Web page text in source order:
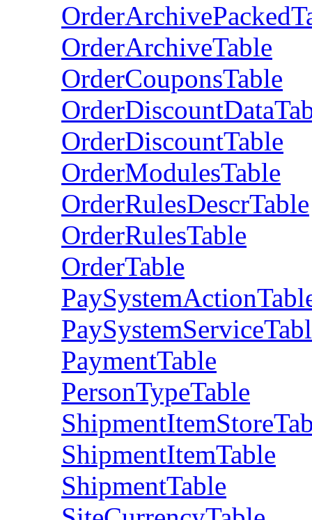
OrderArchiveTable
OrderCouponsTable
OrderDiscountTable
OrderModulesTable
OrderRulesDescrTable
OrderRulesTable
OrderTable
PaymentTable
PersonTypeTable
ShipmentItemTable
ShipmentTable